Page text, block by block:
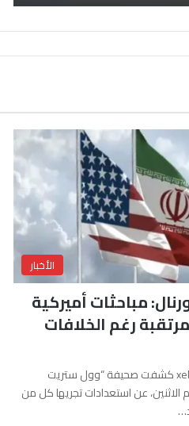
الأخبار
مباحثات أميركية
رغم الخلافات
آفرين علو ـ xeber24.net كشفت صحيفة “وول ستريت
الاثنين، عن استعدادات تجريها كل من